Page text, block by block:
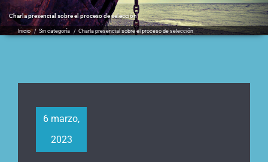
Charla presencial sobre el proceso de selección
Inicio/ Sin categoría / Charla presencial sobre el proceso de selección
6 marzo,
2023